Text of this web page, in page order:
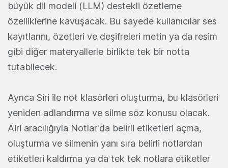
büyük dil modeli (LLM) destekli özetleme
özelliklerine kavuşacak. Bu sayede kullanıcılar ses
kayıtlarını, özetleri ve deşifreleri metin ya da resim
gibi diğer materyallerle birlikte tek bir notta
tutabilecek.
Ayrıca Siri ile not klasörleri oluşturma, bu klasörleri
yeniden adlandırma ve silme söz konusu olacak.
Airi aracılığıyla Notlar'da belirli etiketleri açma,
oluşturma ve silmenin yanı sıra belirli notlardan
etiketleri kaldırma ya da tek tek notlara etiketler